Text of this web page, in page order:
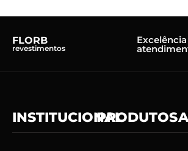
FLORB
revestimentos
INSTITUCIONALPRODUTOS